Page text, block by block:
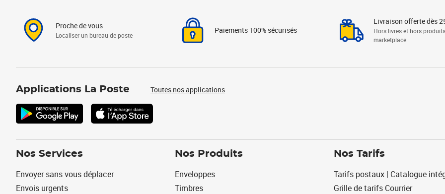
Proche de vous
Localiser un bureau de poste
Paiements 100% sécurisés
Livraison offerte dès
Hors livres et hors produits
marketplace
Applications La Poste Toutes nos applications
Nos Services
Envoyer sans vous déplacer
Envois urgents
Nos Produits
Enveloppes
Timbres
Nos Tarifs
Tarifs postaux | Catalogue
Grille de tarifs Courrier